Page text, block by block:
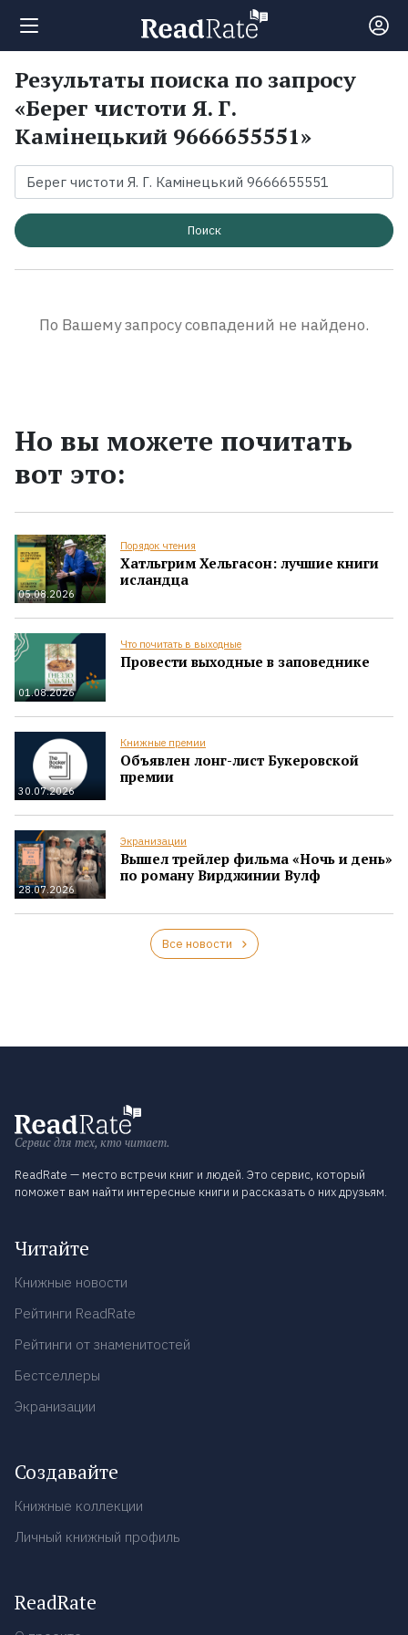
Поиск
Новости
Рейтинги
Экранизации
Результаты поиска по запросу
«Берег чистоти Я. Г.
Камінецький 9666655551»
Поиск
По Вашему запросу совпадений не найдено.
Но вы можете почитать
вот это:
05.08.2026
Порядок чтения
Хатльгрим Хельгасон: лучшие книги
исландца
01.08.2026
Что почитать в выходные
Провести выходные в заповеднике
30.07.2026
Книжные премии
Объявлен лонг-лист Букеровской
премии
28.07.2026
Экранизации
Вышел трейлер фильма «Ночь и день»
по роману Вирджинии Вулф
Все новости
Сервис для тех, кто читает.
ReadRate — место встречи книг и людей. Это сервис, который
поможет вам найти интересные книги и рассказать о них друзьям.
Читайте
Книжные новости
Рейтинги ReadRate
Рейтинги от знаменитостей
Бестселлеры
Экранизации
Создавайте
Книжные коллекции
Личный книжный профиль
ReadRate